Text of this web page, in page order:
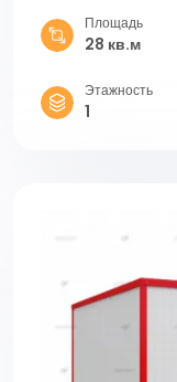
Площадь
28 кв.м
Этажность
1